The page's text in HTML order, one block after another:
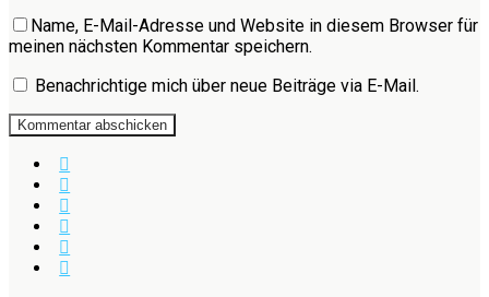
Name, E-Mail-Adresse und Website in diesem Browser für
meinen nächsten Kommentar speichern.
Benachrichtige mich über neue Beiträge via E-Mail.